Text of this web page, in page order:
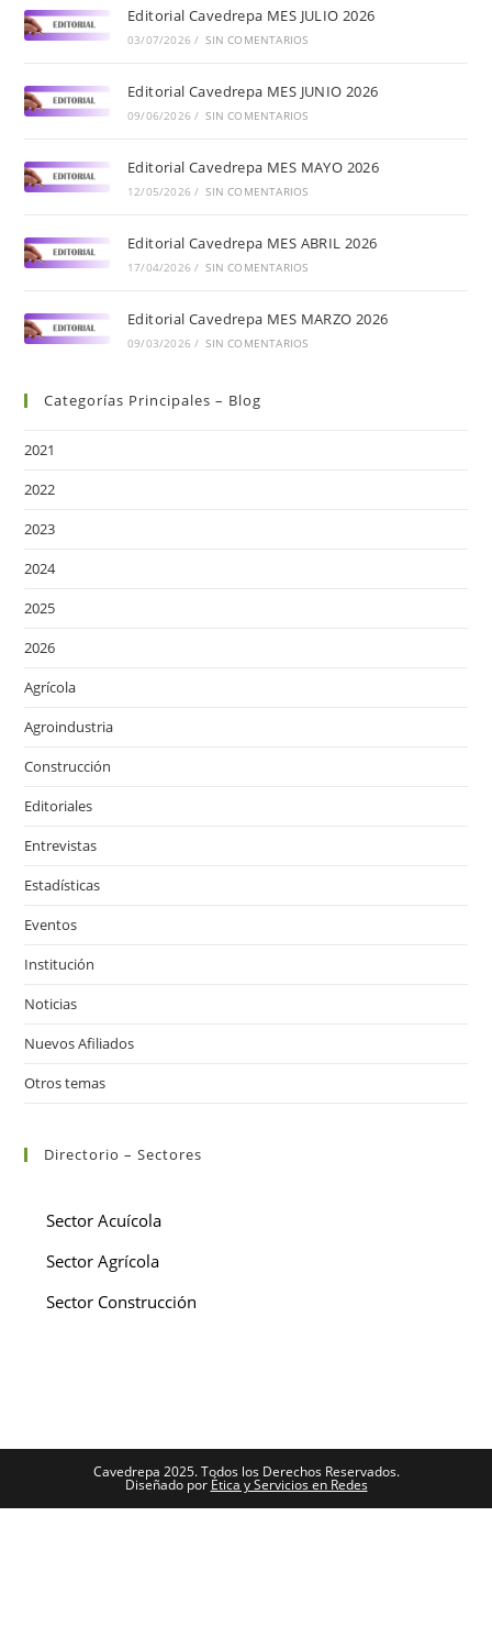
Editorial Cavedrepa MES JULIO 2026
03/07/2026 / SIN COMENTARIOS
Editorial Cavedrepa MES JUNIO 2026
09/06/2026 / SIN COMENTARIOS
Editorial Cavedrepa MES MAYO 2026
12/05/2026 / SIN COMENTARIOS
Editorial Cavedrepa MES ABRIL 2026
17/04/2026 / SIN COMENTARIOS
Editorial Cavedrepa MES MARZO 2026
09/03/2026 / SIN COMENTARIOS
Categorías Principales – Blog
2021
2022
2023
2024
2025
2026
Agrícola
Agroindustria
Construcción
Editoriales
Entrevistas
Estadísticas
Eventos
Institución
Noticias
Nuevos Afiliados
Otros temas
Directorio – Sectores
Sector Acuícola
Sector Agrícola
Sector Construcción
Cavedrepa 2025. Todos los Derechos Reservados.
Diseñado por Ética y Servicios en Redes